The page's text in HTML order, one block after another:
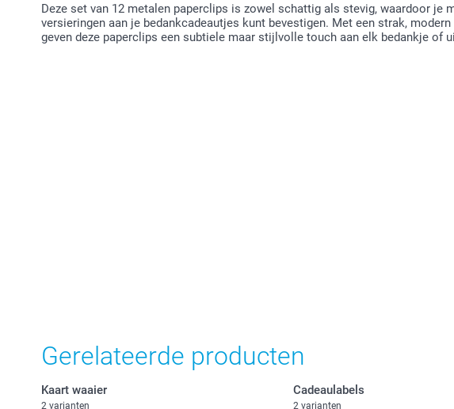
Deze set van 12 metalen paperclips is zowel schattig als stevig, waardoor je
versieringen aan je bedankcadeautjes kunt bevestigen. Met een strak,
geven deze paperclips een subtiele maar stijlvolle touch aan elk bedankje of
Gerelateerde producten
Kaart waaier
2 varianten
Cadeaulabels
2 varianten